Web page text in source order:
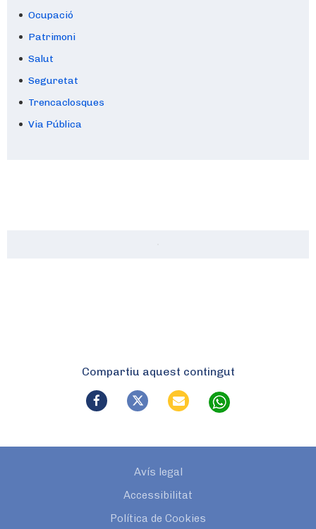
Ocupació
Patrimoni
Salut
Seguretat
Trencaclosques
Via Pública
Compartiu aquest contingut
Avís legal
Accessibilitat
Política de Cookies